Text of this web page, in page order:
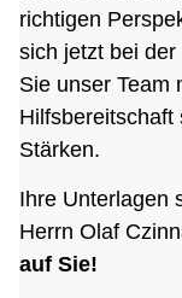
richtigen
sich jetzt bei
Sie unser Team
Hilfsbereitschaft
Stärken.
Ihre Unterlagen
Herrn Olaf
auf Sie!